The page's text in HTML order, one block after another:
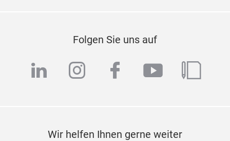
Folgen Sie uns auf
linkedininstagram
facebook
youtube
blog
Wir helfen Ihnen gerne weiter